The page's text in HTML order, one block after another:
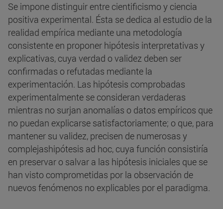
Se impone distinguir entre cientificismo y ciencia
positiva experimental. Ésta se dedica al estudio de la
realidad empírica mediante una metodología
consistente en proponer hipótesis interpretativas y
explicativas, cuya verdad o validez deben ser
confirmadas o refutadas mediante la
experimentación. Las hipótesis comprobadas
experimentalmente se consideran verdaderas
mientras no surjan anomalías o datos empíricos que
no puedan explicarse satisfactoriamente; o que, para
mantener su validez, precisen de numerosas y
complejashipótesis ad hoc, cuya función consistiría
en preservar o salvar a las hipótesis iniciales que se
han visto comprometidas por la observación de
nuevos fenómenos no explicables por el paradigma.